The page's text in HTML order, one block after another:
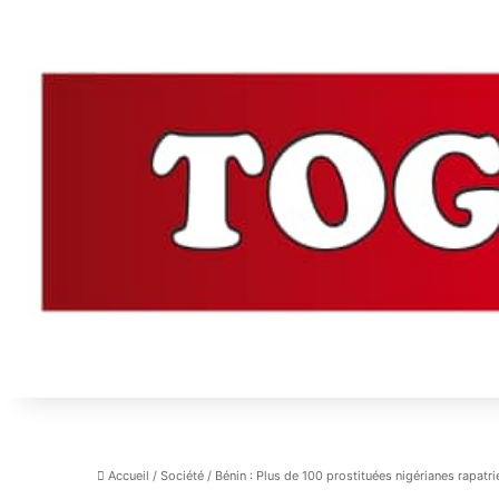
Accueil / Société / Bénin : Plus de 100 prostituées nigérianes